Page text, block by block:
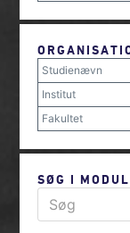
Studienævn
Institut
Fakultet
SØG I